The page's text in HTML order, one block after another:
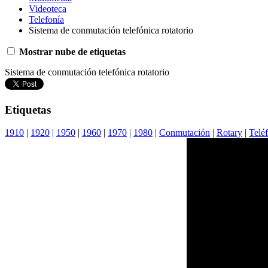
Videoteca
Telefonía
Sistema de conmutación telefónica rotatorio
Mostrar nube de etiquetas
Sistema de conmutación telefónica rotatorio
Etiquetas
1910 | 1920 | 1950 | 1960 | 1970 | 1980 | Conmutación | Rotary |